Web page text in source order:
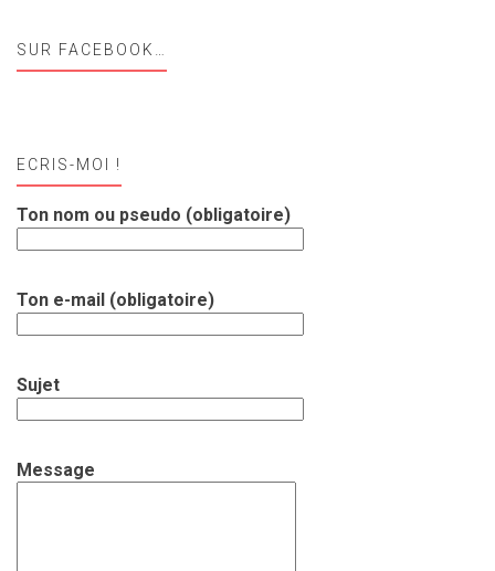
SUR FACEBOOK…
ECRIS-MOI !
Ton nom ou pseudo (obligatoire)
Ton e-mail (obligatoire)
Sujet
Message